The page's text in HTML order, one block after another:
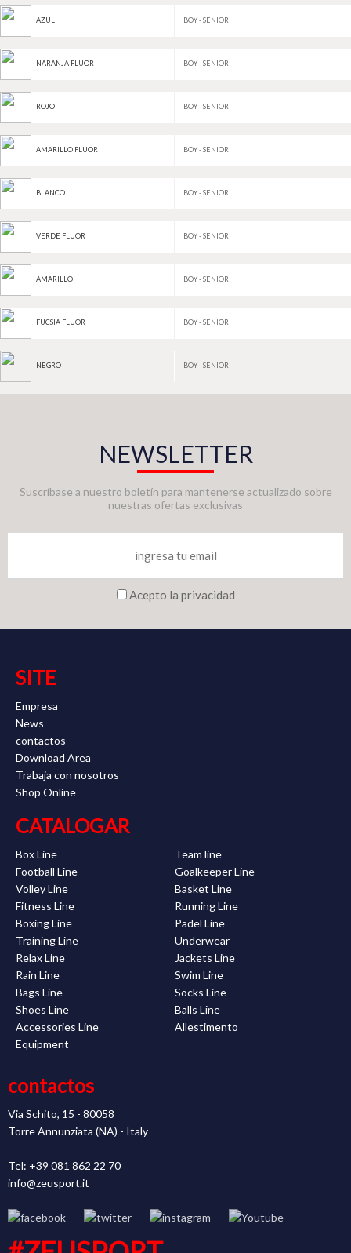
AZUL BOY - SENIOR
NARANJA FLUOR BOY - SENIOR
ROJO BOY - SENIOR
AMARILLO FLUOR BOY - SENIOR
BLANCO BOY - SENIOR
VERDE FLUOR BOY - SENIOR
AMARILLO BOY - SENIOR
FUCSIA FLUOR BOY - SENIOR
NEGRO BOY - SENIOR
NEWSLETTER
Suscríbase a nuestro boletín para mantenerse actualizado sobre
nuestras ofertas exclusivas
Acepto la privacidad
SITE
Empresa
News
contactos
Download Area
Trabaja con nosotros
Shop Online
CATALOGAR
Box Line
Team line
Football Line
Goalkeeper Line
Volley Line
Basket Line
Fitness Line
Running Line
Boxing Line
Padel Line
Training Line
Underwear
Relax Line
Jackets Line
Rain Line
Swim Line
Bags Line
Socks Line
Shoes Line
Balls Line
Accessories Line
Allestimento
Equipment
contactos
Via Schito, 15 - 80058
Torre Annunziata (NA) - Italy
Tel: +39 081 862 22 70
info@zeusport.it